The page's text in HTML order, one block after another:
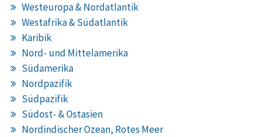
Westeuropa & Nordatlantik
Westafrika & Südatlantik
Karibik
Nord- und Mittelamerika
Südamerika
Nordpazifik
Südpazifik
Südost- & Ostasien
Nordindischer Ozean, Rotes Meer